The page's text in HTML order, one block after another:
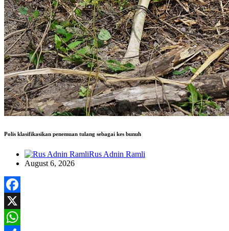
Polis klasifikasikan penemuan tulang sebagai kes bunuh
Rus Adnin Ramli
August 6, 2026
Facebook
X